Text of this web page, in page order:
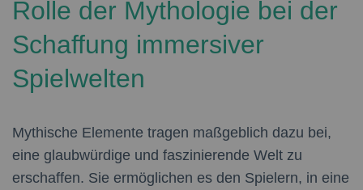
Rolle der Mythologie bei der
Schaffung immersiver
Spielwelten
Mythische Elemente tragen maßgeblich dazu bei,
eine glaubwürdige und faszinierende Welt zu
erschaffen. Sie ermöglichen es den Spielern, in eine